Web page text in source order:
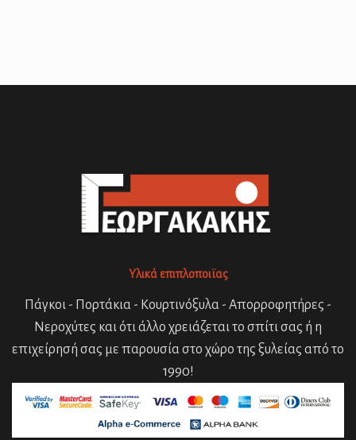
Υλικά επιπλοποιϊας
Πάγκοι - Πορτάκια - Κουρτινόξυλα - Απορροφητήρες -
Νεροχύτες και ότι άλλο χρειάζεται το σπίτι σας ή η
επιχείρησή σας με παρουσία στο χώρο της ξυλείας από το
1990!